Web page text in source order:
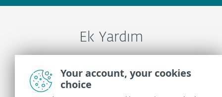
Ek Yardım
Your account, your cookies
choice